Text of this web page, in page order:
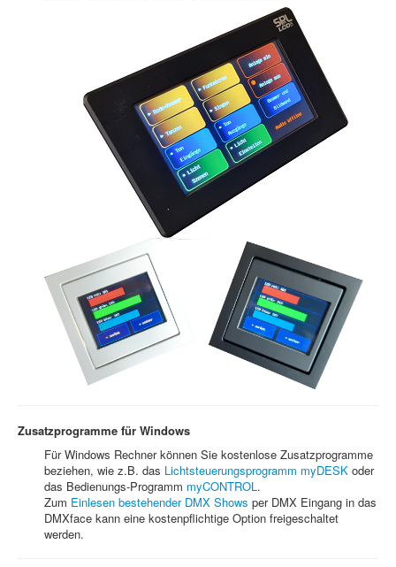
Zusatzprogramme für Windows
Für Windows Rechner können Sie kostenlose Zusatzprogramme
beziehen, wie z.B. das Lichtsteuerungsprogramm myDESK oder
das Bedienungs-Programm myCONTROL .
Zum Einlesen bestehender DMX Shows per DMX Eingang in das
DMXface kann eine kostenpflichtige Option freigeschaltet
werden.